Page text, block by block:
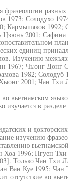
фразеологии
1973; Солодухо
Кармышаков 1992;
Цзюнь 2001;
единиц
Изучению
1967; Чыонг Донг
1982; Солодуб
2001; Чан Тхи
вьетнамском
изучается в
и
изучению
Хоа 1996; Нгуен
Только Чан Тхи
Ван Куе 1995;
отсутствие во